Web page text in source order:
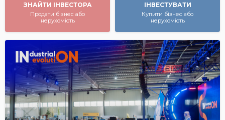
ЗНАЙТИ ІНВЕСТОРА
Продати бізнес або
нерухомість
ІНВЕСТУВАТИ
Купити бізнес або
нерухомість